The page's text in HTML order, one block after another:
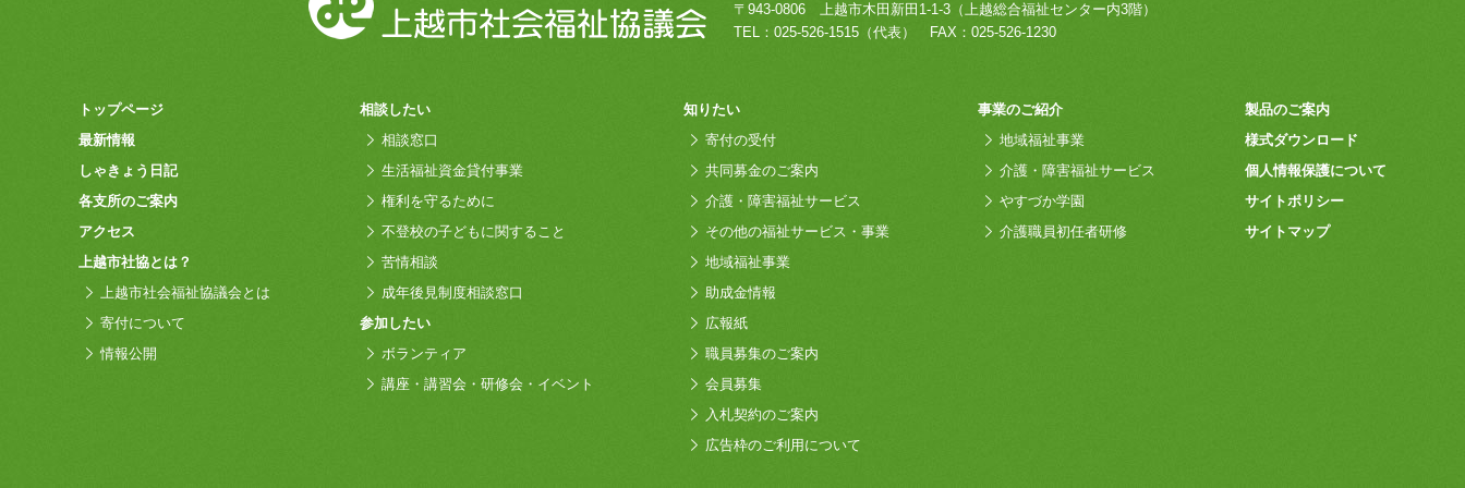
〒943-0806 上越市木田新田1-1-3 （上越総合福祉センター内3階）
TEL： 025-526-1515 （代表） FAX：025-526-1230
トップページ
最新情報
しゃきょう日記
各支所のご案内
アクセス
上越市社協とは？
上越市社会福祉協議会とは
寄付について
情報公開
相談したい
相談窓口
生活福祉資金貸付事業
権利を守るために
不登校の子どもに関すること
苦情相談
成年後見制度相談窓口
参加したい
ボランティア
講座・講習会・研修会・イベント
知りたい
寄付の受付
共同募金のご案内
介護・障害福祉サービス
その他の福祉サービス・事業
地域福祉事業
助成金情報
広報紙
職員募集のご案内
会員募集
入札契約のご案内
広告枠のご利用について
事業のご紹介
地域福祉事業
介護・障害福祉サービス
やすづか学園
介護職員初任者研修
製品のご案内
様式ダウンロード
個人情報保護について
サイトポリシー
サイトマップ